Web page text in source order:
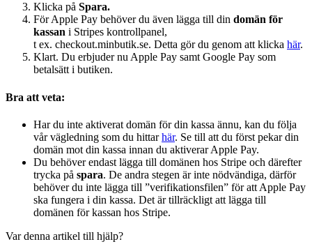
Klicka på Spara.
För Apple Pay behöver du även lägga till din domän för
kassan i Stripes kontrollpanel,
t ex. checkout.minbutik.se. Detta gör du genom att klicka här.
Klart. Du erbjuder nu Apple Pay samt Google Pay som
betalsätt i butiken.
Bra att veta:
Har du inte aktiverat domän för din kassa ännu, kan du följa
vår vägledning som du hittarhär. Se till att du först pekar din
domän mot din kassa innan du aktiverar Apple Pay.
Du behöver endast lägga till domänen hos Stripe och därefter
trycka på spara. De andra stegen är inte nödvändiga, därför
behöver du inte lägga till ”verifikationsfilen” för att Apple Pay
ska fungera i din kassa. Det är tillräckligt att lägga till
domänen för kassan hos Stripe.
Var denna artikel till hjälp?